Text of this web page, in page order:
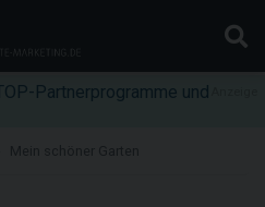
Partnerprogramme und